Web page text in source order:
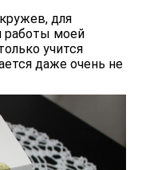
для
работы моей
учится
даже очень не